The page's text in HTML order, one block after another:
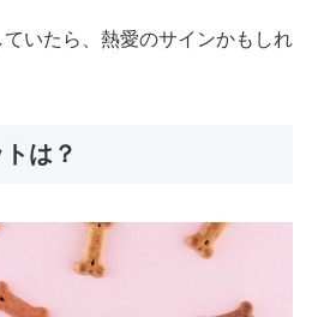
いたら、熱愛のサインかもしれ
は？